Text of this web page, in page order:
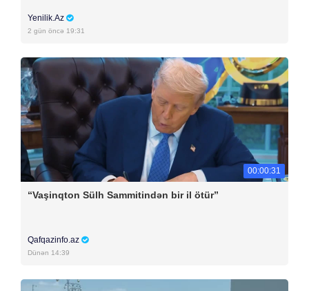
Yenilik.Az
2 gün öncə 19:31
00:00:31
“Vaşinqton Sülh Sammitindən bir il ötür”
Qafqazinfo.az
Dünən 14:39